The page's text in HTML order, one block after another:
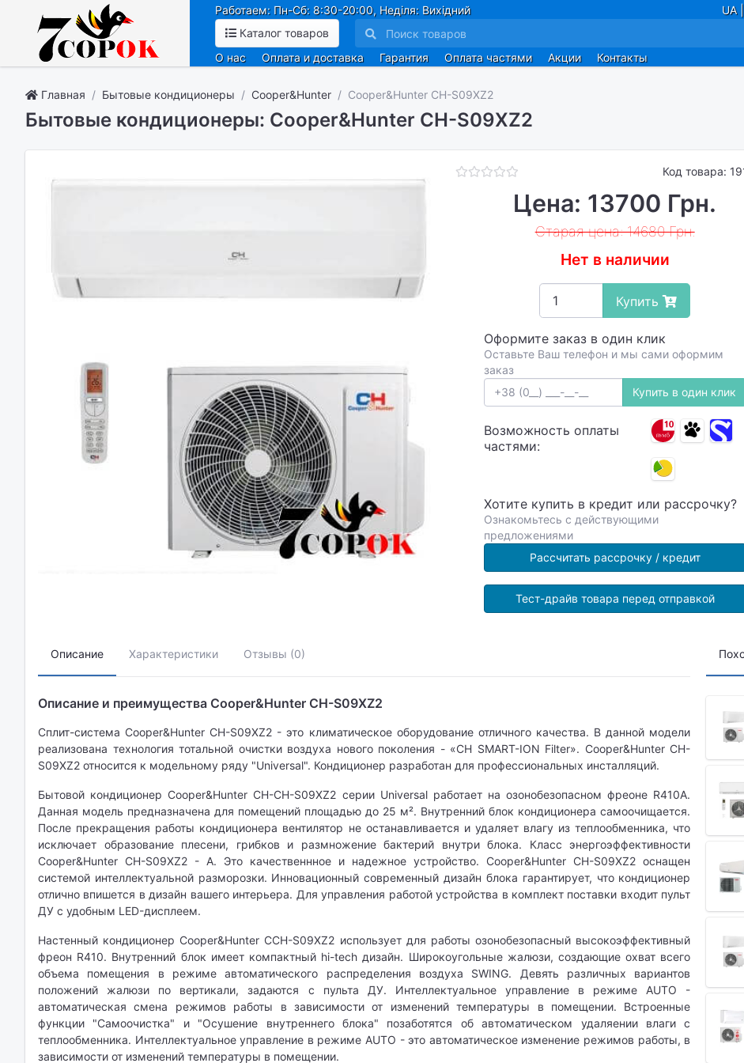
Работаем: Пн-Сб: 8:30-20:00, Неділя: Вихідний UA |
Каталог товаров
О нас
Оплата и доставка Гарантия Оплата частями Акции Контакты
Главная Бытовые кондиционеры Cooper&Hunter Cooper&Hunter CH-S09XZ2
Бытовые кондиционеры: Cooper&Hunter CH-S09XZ2
Код товара:
Цена: 13700 Грн.
Старая цена: 14680 Грн.
Нет в наличии
Купить
Оформите заказ в один клик
Оставьте Ваш телефон и мы сами оформим
заказ
Купить в один клик
Возможность оплаты
частями:
Хотите купить в кредит или рассрочку?
Ознакомьтесь с действующими
предложениями
Рассчитать рассрочку / кредит
Тест-драйв товара перед отправкой
Описание Характеристики Отзывы (0)
Описание и преимущества Cooper&Hunter CH-S09XZ2
Сплит-система Cooper&Hunter CH-S09XZ2 - это климатическое оборудование отличного качества. В данной модели
реализована технология тотальной очистки воздуха нового поколения - «CH SMART-ION Filter». Cooper&Hunter CH-
S09XZ2 относится к модельному ряду "Universal". Кондиционер разработан для профессиональных инсталляций.
Бытовой кондиционер Cooper&Hunter CH-CH-S09XZ2 серии Universal работает наозонобезопасномфреоне R410A.
Данная модель предназначена для помещений площадью до 25 м². Внутренний блок кондиционера самоочищается.
После прекращения работы кондиционера вентилятор не останавливается и удаляет влагу из теплообменника, что
исключает образование плесени, грибков и размножение бактерий внутри блока. Класс энергоэффективности
Cooper&Hunter CH-S09XZ2 - А. Это качественнное и надежное устройство. Cooper&Hunter CH-S09XZ2 оснащен
системой интеллектуальной разморозки. Инновационный современный дизайн блока гарантирует, что кондиционер
отлично впишется в дизайн вашего интерьера. Для управления работой устройства в комплект поставки входит пульт
ДУ с удобным LED-дисплеем.
Настенный кондиционер Cooper&Hunter CCH-S09XZ2 использует для работы озонобезопасный высокоэффективный
фреон R410. Внутренний блок имеет компактный hi-tech дизайн. Широкоугольные жалюзи, создающие охват всего
объема помещения в режиме автоматического распределения воздуха SWING. Девять различных вариантов
положений жалюзи по вертикали, задаются с пульта ДУ. Интеллектуальное управление в режиме AUTO -
автоматическая смена режимов работы в зависимости от изменений температуры в помещении. Встроенные
функции "Самоочистка" и "Осушение внутреннего блока" позаботятся об автоматическом удаляении влаги с
теплообменника. Интеллектуальное управление в режиме AUTO - это автоматическое изменение режимов работы, в
зависимости от изменений температуры в помещении.